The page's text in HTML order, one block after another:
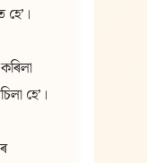
হেʼ।
হেʼ।